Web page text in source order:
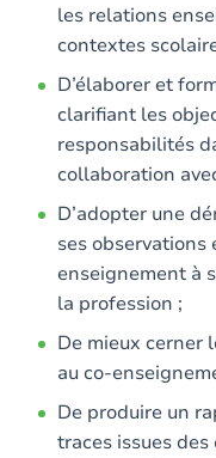
les relations
contextes
D’élaborer et
clarifiant les
responsabilités
collaboration
D’adopter une
ses observations
enseignement à
la profession ;
De mieux cerner
au co-
De produire un
traces issues